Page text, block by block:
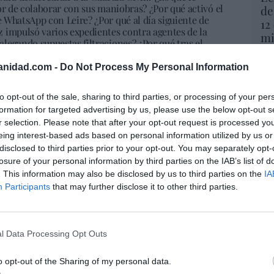
- Do Not Process My Personal Information
opt-out of the sale, sharing to third parties, or processing of your
for targeted advertising by us, please use the below opt-out
selection. Please note that after your opt-out request is processed
interest-based ads based on personal information utilized by us
to third parties prior to your opt-out. You may separately
of your personal information by third parties on the IAB’s list of
This information may also be disclosed by us to third parties on the
Participants that may further disclose it to other third parties.
Data Processing Opt Outs
opt-out of the Sharing of my personal data.
colaborar con sus maniobras? ¿Por qué activó el
con Leire? ¿Por qué al día siguiente de
impulsó varios expedientes contra agentes de la
supuestas filtraciones? ¿Por qué tras el
un mensaje a su abogado diciendo que la reunión
que seguir usando esa vía? ¿Por qué en las
de la Guardia Civil es de su confianza?". "Hombre,
la recibió al menos tres veces, que sepamos.
valerse de su cercanía y de su relación de
propiciar que se actuara internamente contra
Y para acabar, ¿por qué en estos meses de
la Guardia Civil, director adjunto operativo,
se pusieran de perfil en casos con afectación
Cerdán Saavedra, gran escritor, en una cosa que
es una cosa muy importante. No sabemos
o inocente. No sé cómo saldrá del despacho del
que sí sé es que hoy hay demasiadas sombras de
institución que debería ser impoluta, demasiadas
grave como es la injerencia política
peor aún que la Kitchen por el grado de
y